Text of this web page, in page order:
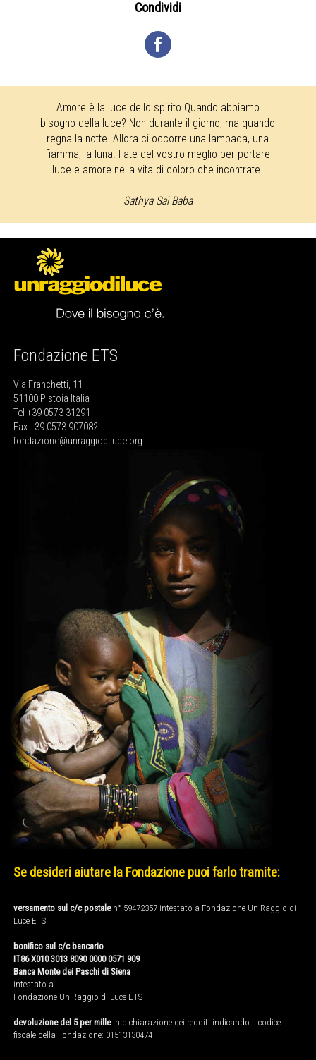
Condividi
Amore è la luce dello spirito Quando abbiamo
bisogno della luce? Non durante il giorno, ma quando
regna la notte. Allora ci occorre una lampada, una
fiamma, la luna. Fate del vostro meglio per portare
luce e amore nella vita di coloro che incontrate.
Sathya Sai Baba
Fondazione ETS
Via Franchetti, 11
51100 Pistoia Italia
Tel +39 0573 31291
Fax +39 0573 907082
fondazione@unraggiodiluce.org
Se desideri aiutare la Fondazione puoi farlo tramite:
versamento sul c/c postalen° 59472357 intestato a Fondazione Un Raggio di
Luce ETS
bonifico sul c/c bancario
IT86 X010 3013 8090 0000 0571 909
Banca Monte dei Paschi di Siena
intestato a
Fondazione Un Raggio di Luce ETS
devoluzione del 5 per millein dichiarazione dei redditi indicando il codice
fiscale della Fondazione: 01513130474